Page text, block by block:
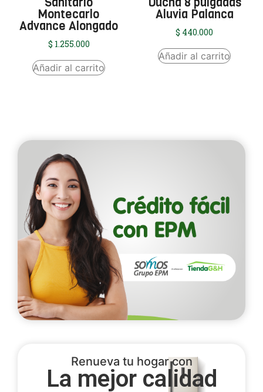
Montecarlo
Advance Alongado
$ 1.255.000
Añadir al carrito
Aluvia Palanca
$ 440.000
Añadir al carrito
Renueva tu hogar con
La mejor calidad